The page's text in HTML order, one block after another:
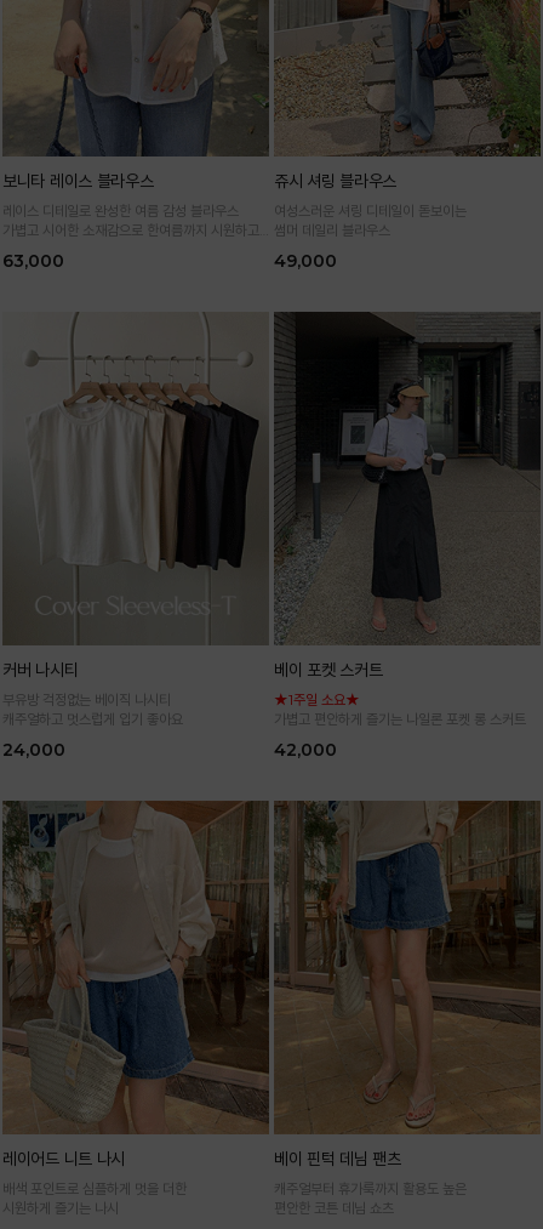
보니타 레이스 블라우스
레이스 디테일로 완성한 여름 감성 블라우스
가볍고 시어한 소재감으로 한여름까지 시원하고
63,000
쥬시 셔링 블라우스
여성스러운 셔링 디테일이 돋보이는
썸머 데일리 블라우스
49,000
커버 나시티
부유방 걱정없는 베이직 나시티
캐주얼하고 멋스럽게 입기 좋아요
24,000
베이 포켓 스커트
★1주일 소요★
가볍고 편안하게 즐기는 나일론 포켓 롱 스커트
42,000
레이어드 니트 나시
배색 포인트로 심플하게 멋을 더한
시원하게 즐기는 나시
베이 핀턱 데님 팬츠
캐주얼부터 휴가룩까지 활용도 높은
편안한 코튼 데님 쇼츠